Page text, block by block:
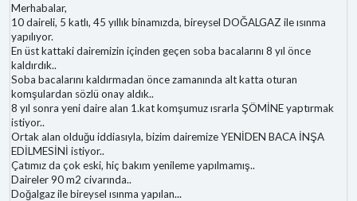
Merhabalar,
10 daireli, 5 katlı, 45 yıllık binamızda, bireysel DOĞALGAZ ile ısınma
yapılıyor.
En üst kattaki dairemizin içinden geçen soba bacalarını 8 yıl önce
kaldırdık..
Soba bacalarını kaldırmadan önce zamanında alt katta oturan
komşulardan sözlü onay aldık..
8 yıl sonra yeni daire alan 1.kat komşumuz ısrarla ŞÖMİNE yaptırmak
istiyor..
Ortak alan olduğu iddiasıyla, bizim dairemize YENİDEN BACA İNŞA
EDİLMESİNİ istiyor..
Çatımız da çok eski, hiç bakım yenileme yapılmamış..
Daireler 90 m2 civarında..
Doğalgaz ile bireysel ısınma yapılan...